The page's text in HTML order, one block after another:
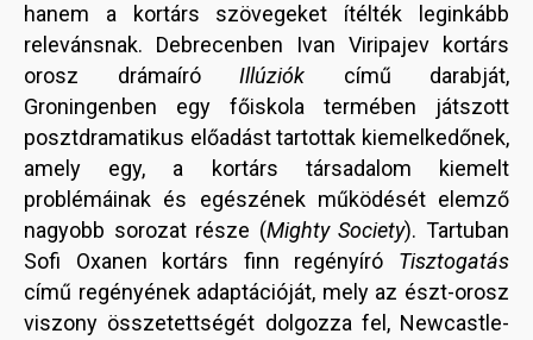
hanem a kortárs szövegeket ítélték leginkább
relevánsnak. Debrecenben Ivan Viripajev kortárs
orosz drámaíró Illúziók című darabját,
Groningenben egy főiskola termében játszott
posztdramatikus előadást tartottak kiemelkedőnek,
amely egy, a kortárs társadalom kiemelt
problémáinak és egészének működését elemző
nagyobb sorozat része (Mighty Society). Tartuban
Sofi Oxanen kortárs finn regényíró Tisztogatás
című regényének adaptációját, mely az észt-orosz
viszony összetettségét dolgozza fel, Newcastle-